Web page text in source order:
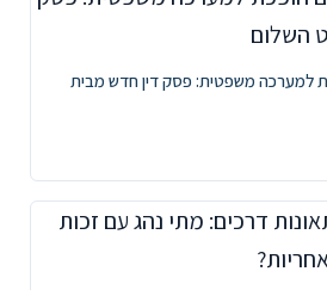
למערכה משפטית: פסק דין חדש מבית